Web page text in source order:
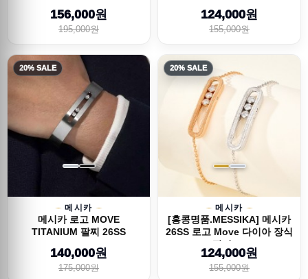
156,000원
195,000원
124,000원
155,000원
20% SALE
메시카
메시카 로고 MOVE
TITANIUM 팔찌 26SS
140,000원
175,000원
20% SALE
메시카
[홍콩명품.MESSIKA] 메시카
26SS 로고 Move 다이아 장식
팔찌 (...
124,000원
155,000원